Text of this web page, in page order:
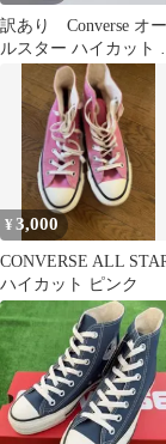
訳あり Converse オー
ルスター ハイカット
ワイト スニーカー
¥3,000
CONVERSE ALL
ハイカット ピンク